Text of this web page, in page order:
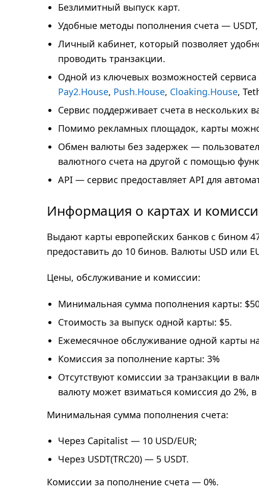
Безлимитный выпуск карт.
Удобные методы пополнения счета — USDT,
Личный кабинет, который позволяет
проводить транзакции.
Одной из ключевых возможностей сервиса
Pay2.House, Push.House, Cloaking.House,
Сервис поддерживает счета в нескольких
Помимо рекламных площадок, карты можно
Обмен валюты без задержек —
валютного счета на другой с помощью
API — сервис предоставляет API для
Информация о картах и
Выдают карты европейских банков с бином
предоставить до 10 бинов. Валюты USD или
Цены, обслуживание и комиссии:
Минимальная сумма пополнения карты:
Стоимость за выпуск одной карты: $5.
Ежемесячное обслуживание одной карты
Комиссия за пополнение карты: 3%
Отсутствуют комиссии за транзакции в
валюту может взиматься комиссия до 2%,
Минимальная сумма пополнения счета:
Через Capitalist — 10 USD/EUR;
Через USDT(TRC20) — 5 USDT.
Комиссии за пополнение счета — 0%.